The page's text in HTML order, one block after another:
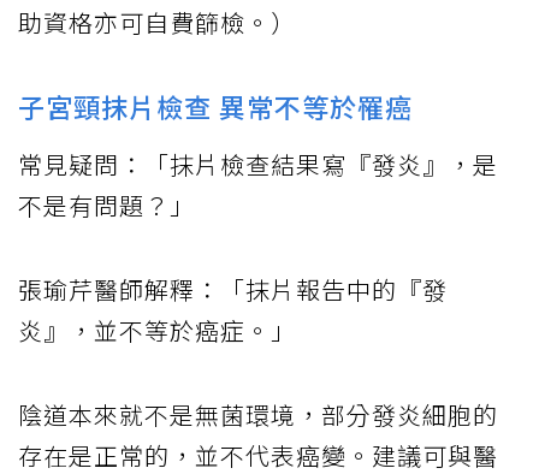
助資格亦可自費篩檢。）
子宮頸抹片檢查 異常不等於罹癌
常見疑問：「抹片檢查結果寫『發炎』，是
不是有問題？」
張瑜芹醫師解釋：「抹片報告中的『發
炎』，並不等於癌症。」
陰道本來就不是無菌環境，部分發炎細胞的
存在是正常的，並不代表癌變。建議可與醫